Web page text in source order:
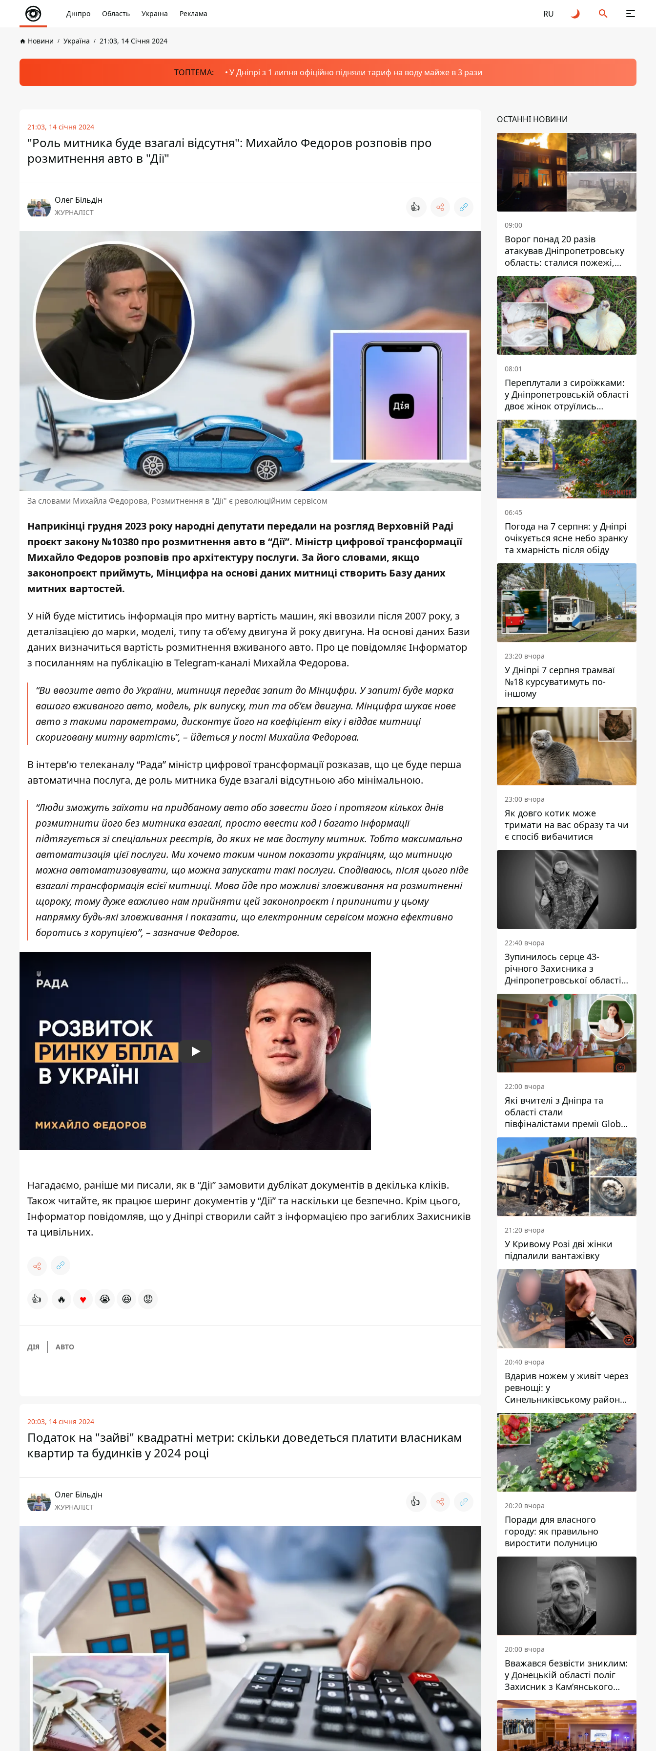
Дніпро Область Україна Реклама RU
Новини Україна 21:03, 14 Січня 2024
ТОПТЕМА: У Дніпрі з 1 липня офіційно підняли тариф на воду майже в 3 рази
21:03, 14 січня 2024
"Роль митника буде взагалі відсутня": Михайло Федоров розповів про
розмитнення авто в "Дії"
Олег Більдін
ЖУРНАЛІСТ 👍
За словами Михайла Федорова, Розмитнення в "Дії" є революційним сервісом
Наприкінці грудня 2023 року народні депутати передали на розгляд Верховній Раді
проєкт закону №10380 про розмитнення авто в “Дії”. Міністр цифрової трансформації
Михайло Федоров розповів про архітектуру послуги. За його словами, якщо
законопроєкт приймуть, Мінцифра на основі даних митниці створить Базу даних
митних вартостей.
У ній буде міститись інформація про митну вартість машин, які ввозили після 2007 року, з
деталізацією до марки, моделі, типу та об’єму двигуна й року двигуна. На основі даних Бази
даних визначиться вартість розмитнення вживаного авто. Про це повідомляє Інформатор
з посиланням на публікацію в Telegram-каналі Михайла Федорова.
“Ви ввозите авто до України, митниця передає запит до Мінцифри. У запиті буде марка
вашого вживаного авто, модель, рік випуску, тип та обʼєм двигуна. Мінцифра шукає нове
авто з такими параметрами, дисконтує його на коефіцієнт віку і віддає митниці
скориговану митну вартість”, – йдеться у пості Михайла Федорова.
В інтерв’ю телеканалу “Рада” міністр цифрової трансформації розказав, що це буде перша
автоматична послуга, де роль митника буде взагалі відсутньою або мінімальною.
“Люди зможуть заїхати на придбаному авто або завести його і протягом кількох днів
розмитнити його без митника взагалі, просто ввести код і багато інформації
підтягується зі спеціальних реєстрів, до яких не має доступу митник. Тобто максимальна
автоматизація цієї послуги. Ми хочемо таким чином показати українцям, що митницю
можна автоматизовувати, що можна запускати такі послуги. Сподіваюсь, після цього піде
взагалі трансформація всієї митниці. Мова йде про можливі зловживання на розмитненні
щороку, тому дуже важливо нам прийняти цей законопроєкт і припинити у цьому
напрямку будь-які зловживання і показати, що електронним сервісом можна ефективно
боротись з корупцією”, – зазначив Федоров.
Play
Нагадаємо, раніше ми писали, як в “Дії” замовити дублікат документів в декілька кліків.
Також читайте, як працює шеринг документів у “Дії”та наскільки це безпечно. Крім цього,
Інформатор повідомляв, що у Дніпрі створили сайт з інформацією про загиблих Захисників
та цивільних.
👍 🔥 ♥ 😭 😆 😡
ДІЯ АВТО
20:03, 14 січня 2024
Податок на "зайві" квадратні метри: скільки доведеться платити власникам
квартир та будинків у 2024 році
Олег Більдін
ЖУРНАЛІСТ 👍
ОСТАННІ НОВИНИ
09:00
Ворог понад 20 разів
атакував Дніпропетровську
область: сталися пожежі,
постраждали будинки,
інфраструктура та авто
08:01
Переплутали з сироїжками:
у Дніпропетровській області
двоє жінок отруїлись
грибами
06:45
Погода на 7 серпня: у Дніпрі
очікується ясне небо зранку
та хмарність після обіду
23:20 вчора
У Дніпрі 7 серпня трамваї
№18 курсуватимуть по-
іншому
23:00 вчора
Як довго котик може
тримати на вас образу та чи
є спосіб вибачитися
22:40 вчора
Зупинилось серце 43-
річного Захисника з
Дніпропетровської області
Євгена Зінченка
22:00 вчора
Які вчителі з Дніпра та
області стали
півфіналістами премії Global
Teacher Prize Ukraine 2026
21:20 вчора
У Кривому Розі дві жінки
підпалили вантажівку
20:40 вчора
Вдарив ножем у живіт через
ревнощі: у
Синельниківському районі
затримали 49-річного
чоловіка за вбивство
20:20 вчора
Поради для власного
городу: як правильно
виростити полуницю
20:00 вчора
Вважався безвісти зниклим:
у Донецькій області поліг
Захисник з Кам’янського
Антон Красовський